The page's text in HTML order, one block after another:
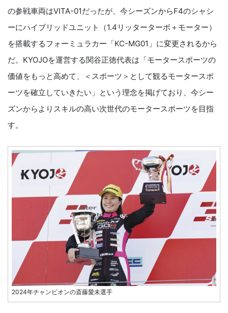
の参戦車両はVITA-01だったが、今シーズンからF4のシャシ
ーにハイブリッドユニット（1.4リッターターボ＋モーター）
を搭載するフォーミュラカー「KC-MG01」に変更されるから
だ。KYOJOを運営する関谷正徳代表は「モータースポーツの
価値をもっと高めて、＜スポーツ＞として観るモータースポ
ーツを確立していきたい」という理念を掲げており、今シー
ズンからよりスキルの高い次世代のモータースポーツを目指
す。
2024年チャンピオンの斎藤愛未選手